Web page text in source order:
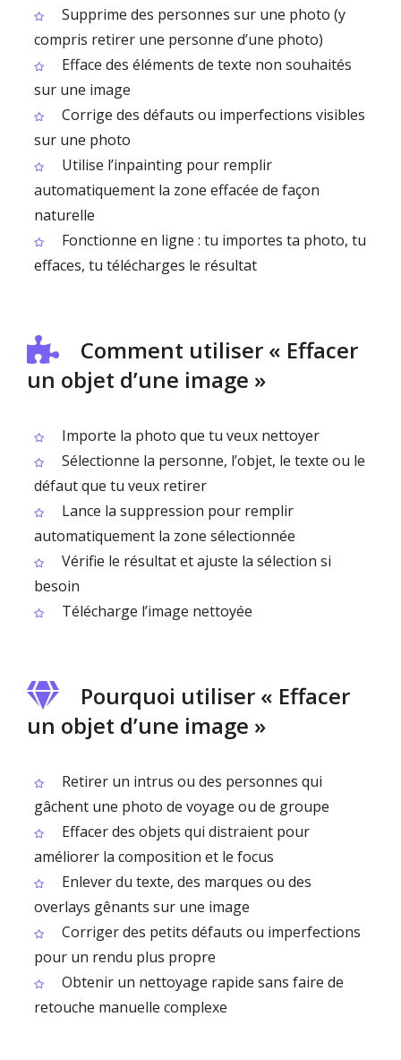
Supprime des personnes sur une photo (y
compris retirer une personne d’une photo)
Efface des éléments de texte non souhaités
sur une image
Corrige des défauts ou imperfections visibles
sur une photo
Utilise l’inpainting pour remplir
automatiquement la zone effacée de façon
naturelle
Fonctionne en ligne : tu importes ta photo, tu
effaces, tu télécharges le résultat
Comment utiliser « Effacer
un objet d’une image »
Importe la photo que tu veux nettoyer
Sélectionne la personne, l’objet, le texte ou le
défaut que tu veux retirer
Lance la suppression pour remplir
automatiquement la zone sélectionnée
Vérifie le résultat et ajuste la sélection si
besoin
Télécharge l’image nettoyée
Pourquoi utiliser « Effacer
un objet d’une image »
Retirer un intrus ou des personnes qui
gâchent une photo de voyage ou de groupe
Effacer des objets qui distraient pour
améliorer la composition et le focus
Enlever du texte, des marques ou des
overlays gênants sur une image
Corriger des petits défauts ou imperfections
pour un rendu plus propre
Obtenir un nettoyage rapide sans faire de
retouche manuelle complexe